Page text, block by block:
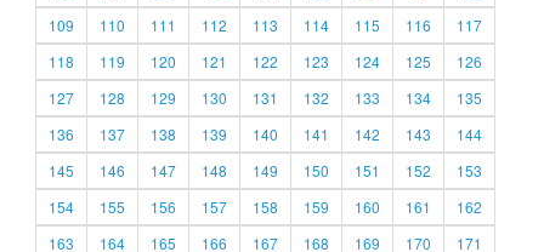
109
110 111 112 113 114 115 116
117
118
119 120 121 122 123 124 125
126
127
128 129 130 131 132 133 134
135
136
137 138 139 140 141 142 143
144
145
146 147 148 149 150 151 152
153
154
155 156 157 158 159 160 161
162
163
164 165 166 167 168 169 170
171